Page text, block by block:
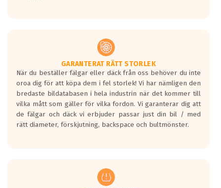
Vid körning i över 50km/h brukar
rullmotståndets ljud överträffa
motorljudet.
På däckmärkningen kommer det finnas
en symbol av ett däck med vågar. Hög
bullernivå markeras med svarta vågor
medans de vita vågorna påvisar om det är
ett tyst däck.
regelverket som introduceras år 2016.
Ett däck med två svarta vågor är redan
GARANTERAT RÄTT STORLEK
När du beställer fälgar eller däck från oss behöver du inte
oroa dig för att köpa dem i fel storlek! Vi har nämligen den
bredaste bildatabasen i hela industrin när det kommer till
vilka mått som gäller för vilka fordon. Vi garanterar dig att
de fälgar och däck vi erbjuder passar just din bil / med
rätt diameter, förskjutning, backspace och bultmönster.